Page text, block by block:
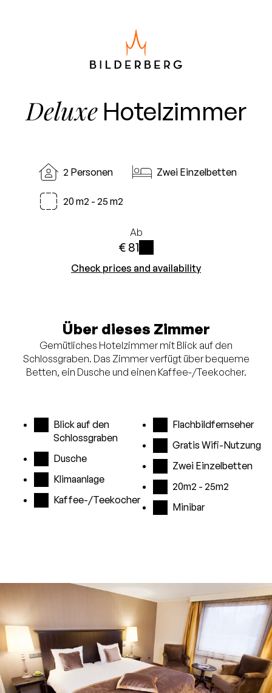
DeluxeHotelzimmer
2 Personen Zwei Einzelbetten
20 m2 - 25 m2
Ab
€ 81
i
Check prices and availability
Über dieses Zimmer
Gemütliches Hotelzimmer mit Blick auf den
Schlossgraben. Das Zimmer verfügt über bequeme
Betten, ein Dusche und einen Kaffee-/Teekocher.
Blick auf den
Schlossgraben
Dusche
Klimaanlage
Kaffee-/Teekocher
Flachbildfernseher
Gratis Wifi-Nutzung
Zwei Einzelbetten
20m2 - 25m2
Minibar